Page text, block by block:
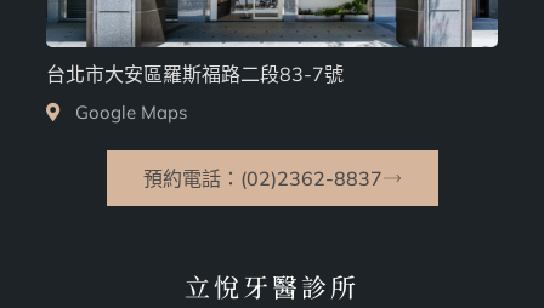
台北市大安區羅斯福路二段83-7號
Google Maps
預約電話：(02)2362-8837
立悅牙醫診所